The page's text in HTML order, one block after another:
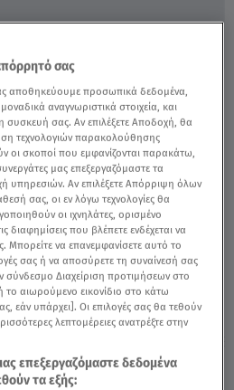
2026
Προβλέψεις
2020 - Video
ΖΩΔΙΑ ΤΟΞΟΤΗΣ
σας
αποθηκεύουμε προσωπικά δεδομένα,
αναγνωριστικά στοιχεία, και
σας. Αν επιλέξετε Αποδοχή, θα
τεχνολογιών παρακολούθησης
οι σκοποί που εμφανίζονται παρακάτω,
μας επεξεργαζόμαστε τα
υπηρεσιών. Αν επιλέξετε Απόρριψη όλων
σας, οι εν λόγω τεχνολογίες θα
οι ιχνηλάτες, ορισμένο
διαφημίσεις που βλέπετε ενδέχεται να
Μπορείτε να επανεμφανίσετε αυτό το
σας ή να αποσύρετε τη συναίνεσή σας
Διαχείριση προτιμήσεων στο
το αιωρούμενο εικονίδιο στο κάτω
εάν υπάρχει]. Οι επιλογές σας θα τεθούν
λεπτομέρειες ανατρέξτε στην
επεξεργαζόμαστε δεδομένα
τα εξής: